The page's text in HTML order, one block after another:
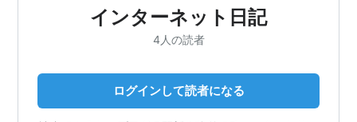
インターネット日記
4人の読者
ログインして読者になる